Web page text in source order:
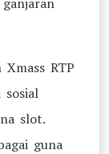
RTP
sosial
slot.
guna